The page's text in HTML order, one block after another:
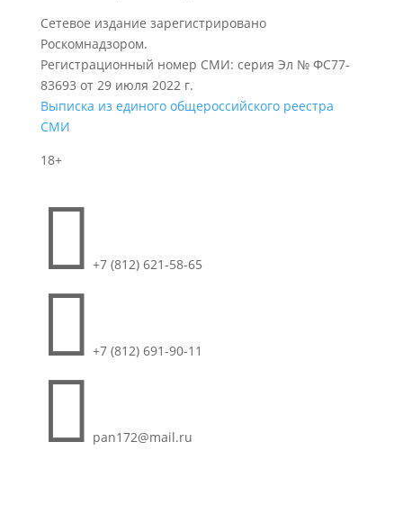
Сетевое издание зарегистрировано
Роскомнадзором.
Регистрационный номер СМИ: серия Эл № ФС77-
83693 от 29 июля 2022 г.
Выписка из единого общероссийского реестра
СМИ
18+
 +7 (812) 621-58-65
 +7 (812) 691-90-11
 pan172@mail.ru